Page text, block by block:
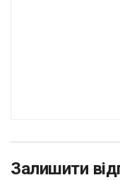
Залишити